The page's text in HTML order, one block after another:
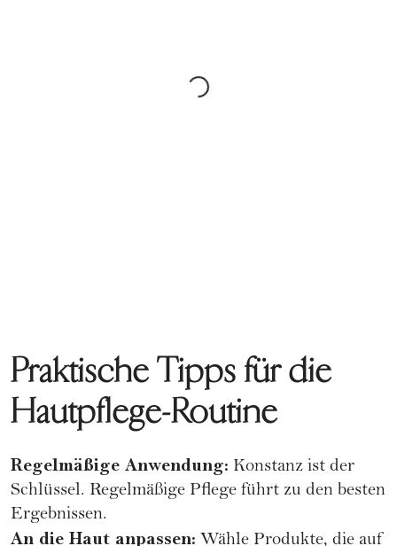
Praktische Tipps für die
Hautpflege-Routine
Regelmäßige Anwendung: Konstanz ist der
Schlüssel. Regelmäßige Pflege führt zu den besten
Ergebnissen.
An die Haut anpassen: Wähle Produkte, die auf